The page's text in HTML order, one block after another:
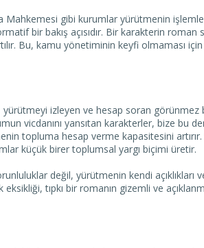
gibi kurumlar yürütmenin
bir bakış açısıdır. Bir karakterin roman
Bu, kamu yönetiminin keyfi olmaması
izleyen ve hesap soran görünmez
vicdanını yansıtan karakterler, bize bu
topluma hesap verme kapasitesini
küçük birer toplumsal yargı biçimi üretir.
değil, yürütmenin kendi açıklıkları
tıpkı bir romanın gizemli ve